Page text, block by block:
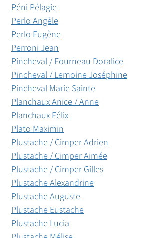
Péni Pélagie
Perlo Angèle
Perlo Eugène
Perroni Jean
Pincheval / Fourneau Doralice
Pincheval / Lemoine Joséphine
Pincheval Marie Sainte
Planchaux Anice / Anne
Planchaux Félix
Plato Maximin
Plustache / Cimper Adrien
Plustache / Cimper Aimée
Plustache / Cimper Gilles
Plustache Alexandrine
Plustache Auguste
Plustache Eustache
Plustache Lucia